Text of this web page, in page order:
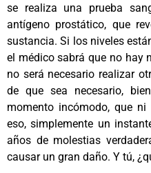
se realiza una prueba
antígeno prostático, que
sustancia. Si los niveles
el médico sabrá que no hay
no será necesario realizar
de que sea necesario,
momento incómodo, que
eso, simplemente un
años de molestias
causar un gran daño. Y tú,